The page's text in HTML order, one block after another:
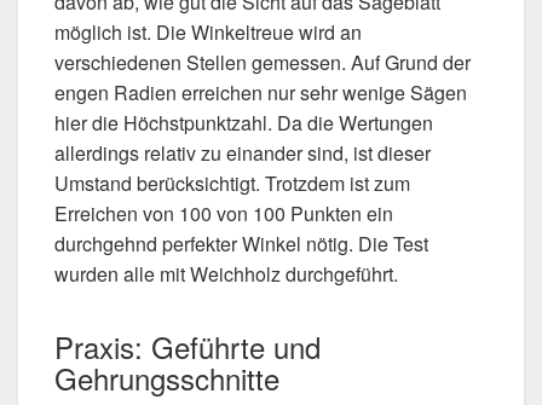
möglich ist. Die Winkeltreue wird an
verschiedenen Stellen gemessen. Auf Grund der
engen Radien erreichen nur sehr wenige Sägen
hier die Höchstpunktzahl. Da die Wertungen
allerdings relativ zu einander sind, ist dieser
Umstand berücksichtigt. Trotzdem ist zum
Erreichen von 100 von 100 Punkten ein
durchgehnd perfekter Winkel nötig. Die Test
wurden alle mit Weichholz durchgeführt.
Praxis: Geführte und
Gehrungsschnitte